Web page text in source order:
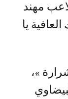
مهند
يا
»،